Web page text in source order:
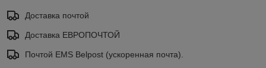
Доставка почтой
Доставка ЕВРОПОЧТОЙ
Почтой EMS Belpost (ускоренная почта).